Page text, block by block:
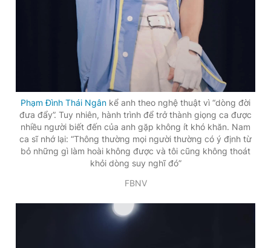
Phạm Đình Thái Ngân kể anh theo nghệ thuật vì “dòng đời
đưa đẩy”. Tuy nhiên, hành trình để trở thành giọng ca được
nhiều người biết đến của anh gặp không ít khó khăn. Nam
ca sĩ nhớ lại: “Thông thường mọi người thường có ý định từ
bỏ những gì làm hoài không được và tôi cũng không thoát
khỏi dòng suy nghĩ đó”
FBNV